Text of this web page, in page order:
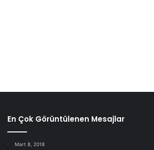
En Çok Görüntülenen Mesajlar
Mart 8, 2018